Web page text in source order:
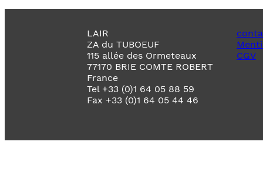
LAIR
ZA du TUBOEUF
115 allée des Ormeteaux
77170 BRIE COMTE ROBERT
France
Tel +33 (0)1 64 05 88 59
Fax +33 (0)1 64 05 44 46
CGV